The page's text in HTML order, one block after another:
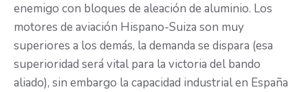
enemigo con bloques de aleación de aluminio. Los
motores de aviación Hispano-Suiza son muy
superiores a los demás, la demanda se dispara (esa
superioridad será vital para la victoria del bando
aliado), sin embargo la capacidad industrial en España